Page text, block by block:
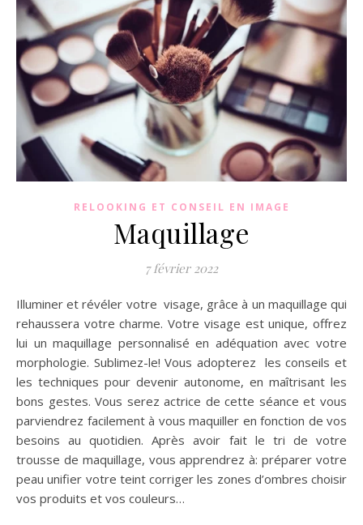
RELOOKING ET CONSEIL EN IMAGE
Maquillage
7 février 2022
Illuminer et révéler votre visage, grâce à un maquillage qui
rehaussera votre charme. Votre visage est unique, offrez
lui un maquillage personnalisé en adéquation avec votre
morphologie. Sublimez-le! Vous adopterez les conseils et
les techniques pour devenir autonome, en maîtrisant les
bons gestes. Vous serez actrice de cette séance et vous
parviendrez facilement à vous maquiller en fonction de vos
besoins au quotidien. Après avoir fait le tri de votre
trousse de maquillage, vous apprendrez à: préparer votre
peau unifier votre teint corriger les zones d’ombres choisir
vos produits et vos couleurs…